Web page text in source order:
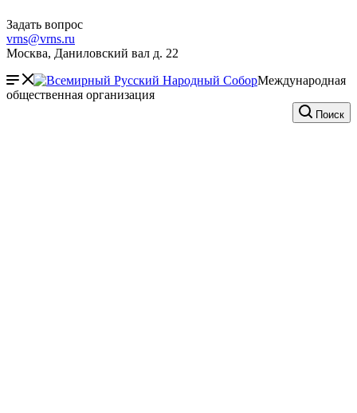
Задать вопрос
vrns@vrns.ru
Москва, Даниловский вал д. 22
Международная
общественная организация
Поиск